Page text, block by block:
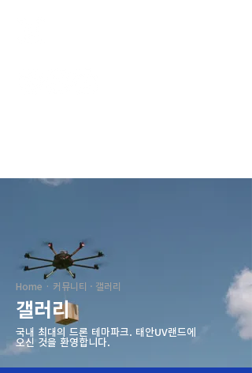
Home · 커뮤니티 · 갤러리
갤러리
국내 최대의 드론 테마파크. ​태안UV랜드에
오신 것을 환영합니다.